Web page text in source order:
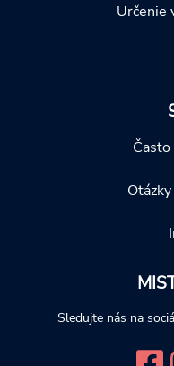
Určenie
Sledujte nás na